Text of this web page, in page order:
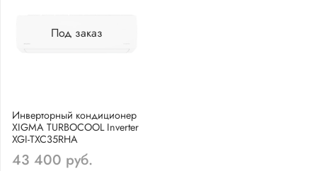
Под заказ
Инверторный кондиционер
XIGMA TURBOCOOL Inverter
XGI-TXC35RHA
43 400 руб.